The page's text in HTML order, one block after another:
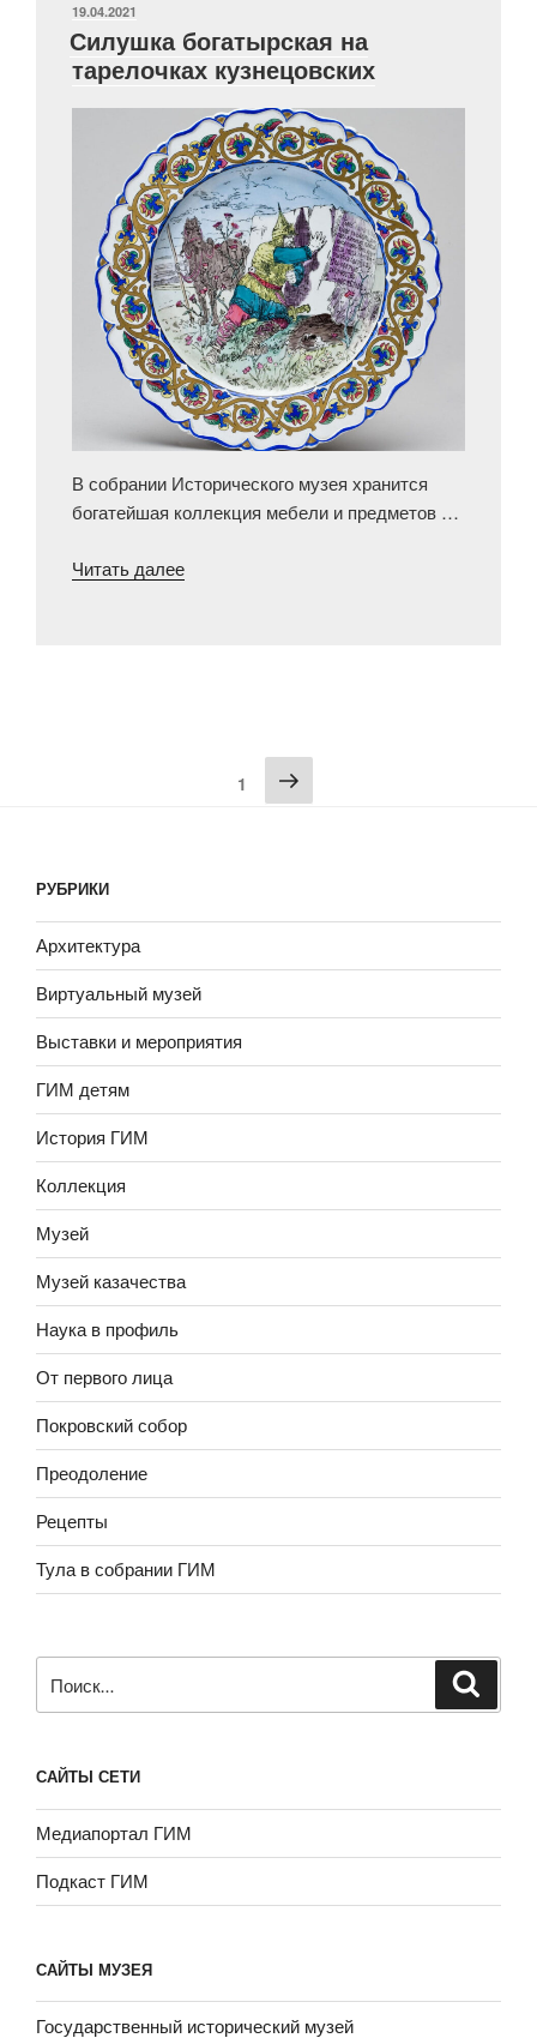
стеклянного
завода»
ОПУБЛИКОВАНО
19.04.2021
Силушка богатырская на
тарелочках кузнецовских
В собрании Исторического музея хранится
богатейшая коллекция мебели и предметов …
Читать далее«Силушка
1
РУБРИКИ
Архитектура
Виртуальный музей
Выставки и мероприятия
ГИМ детям
История ГИМ
Коллекция
Музей
Музей казачества
Наука в профиль
От первого лица
Покровский собор
Преодоление
Рецепты
Тула в собрании ГИМ
САЙТЫ СЕТИ
Медиапортал ГИМ
Подкаст ГИМ
САЙТЫ МУЗЕЯ
Государственный исторический музей